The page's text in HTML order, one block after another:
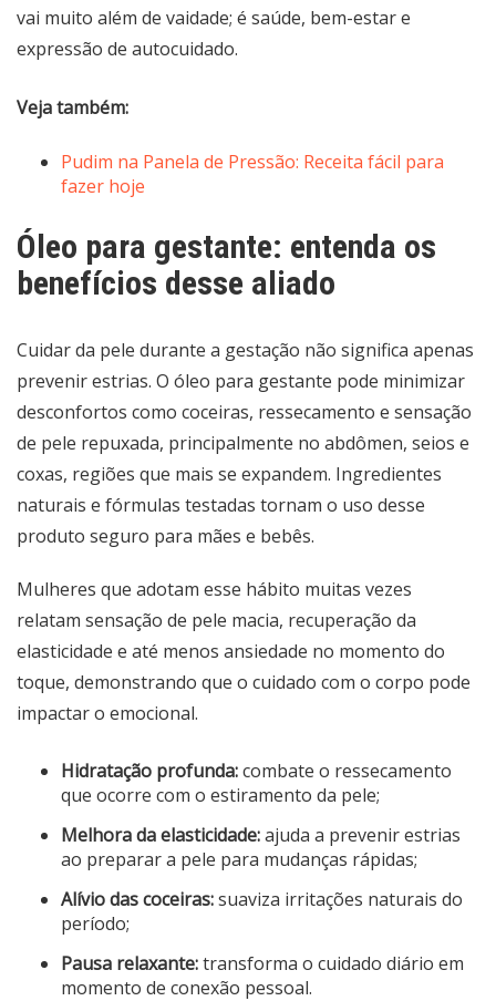
vai muito além de vaidade; é saúde, bem-estar e
expressão de autocuidado.
Veja também:
Pudim na Panela de Pressão: Receita fácil para
fazer hoje
Óleo para gestante: entenda os
benefícios desse aliado
Cuidar da pele durante a gestação não significa apenas
prevenir estrias. O óleo para gestante pode minimizar
desconfortos como coceiras, ressecamento e sensação
de pele repuxada, principalmente no abdômen, seios e
coxas, regiões que mais se expandem. Ingredientes
naturais e fórmulas testadas tornam o uso desse
produto seguro para mães e bebês.
Mulheres que adotam esse hábito muitas vezes
relatam sensação de pele macia, recuperação da
elasticidade e até menos ansiedade no momento do
toque, demonstrando que o cuidado com o corpo pode
impactar o emocional.
Hidratação profunda:combate o ressecamento
que ocorre com o estiramento da pele;
Melhora da elasticidade:ajuda a prevenir estrias
ao preparar a pele para mudanças rápidas;
Alívio das coceiras:suaviza irritações naturais do
período;
Pausa relaxante:transforma o cuidado diário em
momento de conexão pessoal.